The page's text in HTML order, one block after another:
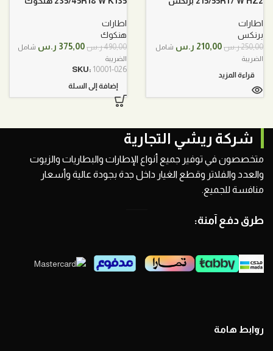
اطارات
برنكس
250,00ر.س السعر
250,00 ر.س.
210,00 ر.س السعر
شامل
الضريبة
قراءة المزيد
اطارات
هنكوك
490,00ر.س السعر
هو:
375,00 ر.س السعر
شامل
الضريبة
SKU: 10001-026
إضافة إلى السلة
شركة ريشي التجارية
متخصصون في توفير جميع أنواع الإطارات والبطاريات والزيوت
والعدد والفلاتر وقطع الغيار داخل جدة بجودة عالية وأسعار
منافسة للجميع.
طرق دفع آمنة:
روابط هامة